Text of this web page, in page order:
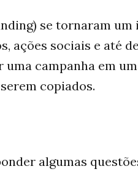
se tornaram
ações sociais e até
campanha em
copiados.
algumas